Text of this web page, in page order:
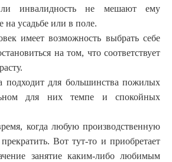
инвалидность не мешают ему
на усадьбе или в поле.
имеет возможность выбрать себе
на том, что соответствует
подходит для большинства пожилых
для них темпе и спокойных
когда любую производственную
Вот тут-то и приобретает
занятие каким-либо любимым